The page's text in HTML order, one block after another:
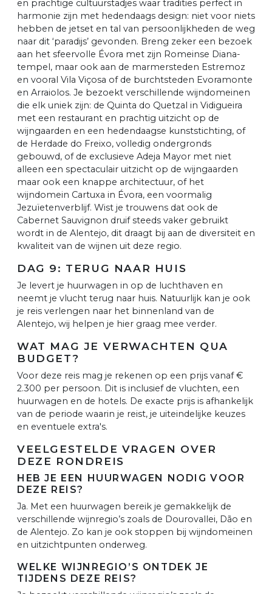
en prachtige cultuurstadjes waar tradities perfect in
harmonie zijn met hedendaags design: niet voor niets
hebben de jetset en tal van persoonlijkheden de weg
naar dit ‘paradijs’ gevonden. Breng zeker een bezoek
aan het sfeervolle Évora met zijn Romeinse Diana-
tempel, maar ook aan de marmersteden Estremoz
en vooral Vila Viçosa of de burchtsteden Evoramonte
en Arraiolos. Je bezoekt verschillende wijndomeinen
die elk uniek zijn: de Quinta do Quetzal in Vidigueira
met een restaurant en prachtig uitzicht op de
wijngaarden en een hedendaagse kunststichting, of
de Herdade do Freixo, volledig ondergronds
gebouwd, of de exclusieve Adeja Mayor met niet
alleen een spectaculair uitzicht op de wijngaarden
maar ook een knappe architectuur, of het
wijndomein Cartuxa in Évora, een voormalig
Jezuïetenverblijf. Wist je trouwens dat ook de
Cabernet Sauvignon druif steeds vaker gebruikt
wordt in de Alentejo, dit draagt bij aan de diversiteit en
kwaliteit van de wijnen uit deze regio.
DAG 9: TERUG NAAR HUIS
Je levert je huurwagen in op de luchthaven en
neemt je vlucht terug naar huis. Natuurlijk kan je ook
je reis verlengen naar het binnenland van de
Alentejo, wij helpen je hier graag mee verder.
WAT MAG JE VERWACHTEN QUA
BUDGET?
Voor deze reis mag je rekenen op een prijs vanaf €
2.300 per persoon. Dit is inclusief de vluchten, een
huurwagen en de hotels. De exacte prijs is afhankelijk
van de periode waarin je reist, je uiteindelijke keuzes
en eventuele extra's.
VEELGESTELDE VRAGEN OVER
DEZE RONDREIS
HEB JE EEN HUURWAGEN NODIG VOOR
DEZE REIS?
Ja. Met een huurwagen bereik je gemakkelijk de
verschillende wijnregio’s zoals de Dourovallei, Dão en
de Alentejo. Zo kan je ook stoppen bij wijndomeinen
en uitzichtpunten onderweg.
WELKE WIJNREGIO’S ONTDEK JE
TIJDENS DEZE REIS?